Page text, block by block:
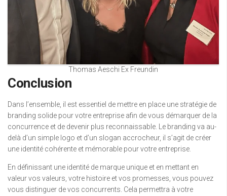
Thomas Aeschi Ex Freundin
Conclusion
Dans l’ensemble, il est essentiel de mettre en place une stratégie de
branding solide pour votre entreprise afin de vous démarquer de la
concurrence et de devenir plus reconnaissable. Le branding va au-
delà d’un simple logo et d’un slogan accrocheur, il s’agit de créer
une identité cohérente et mémorable pour votre entreprise.
En définissant une identité de marque unique et en mettant en
valeur vos valeurs, votre histoire et vos promesses, vous pouvez
vous distinguer de vos concurrents. Cela permettra à votre